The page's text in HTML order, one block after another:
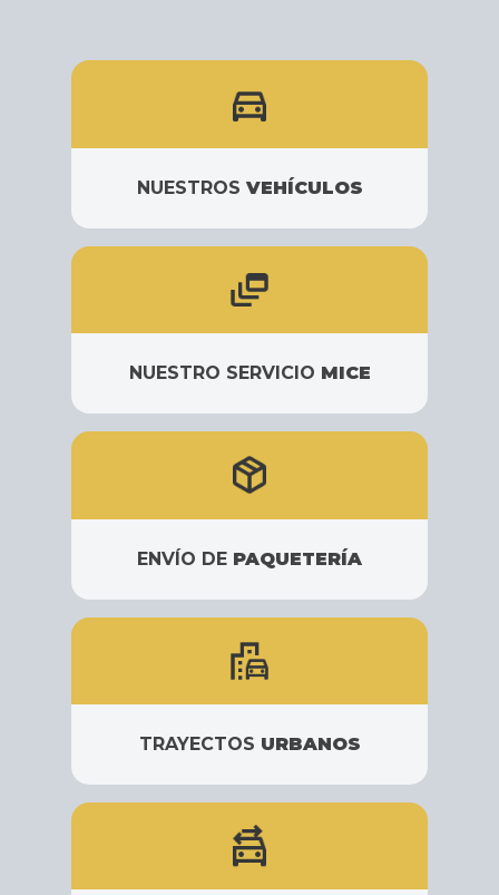
NUESTROS VEHÍCULOS
NUESTRO SERVICIO MICE
ENVÍO DE PAQUETERÍA
TRAYECTOS URBANOS